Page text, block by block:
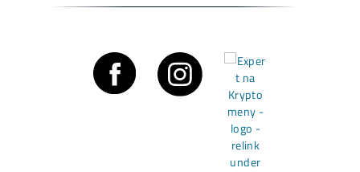
Whatsminer M73
(470 TH/s)
0,00€